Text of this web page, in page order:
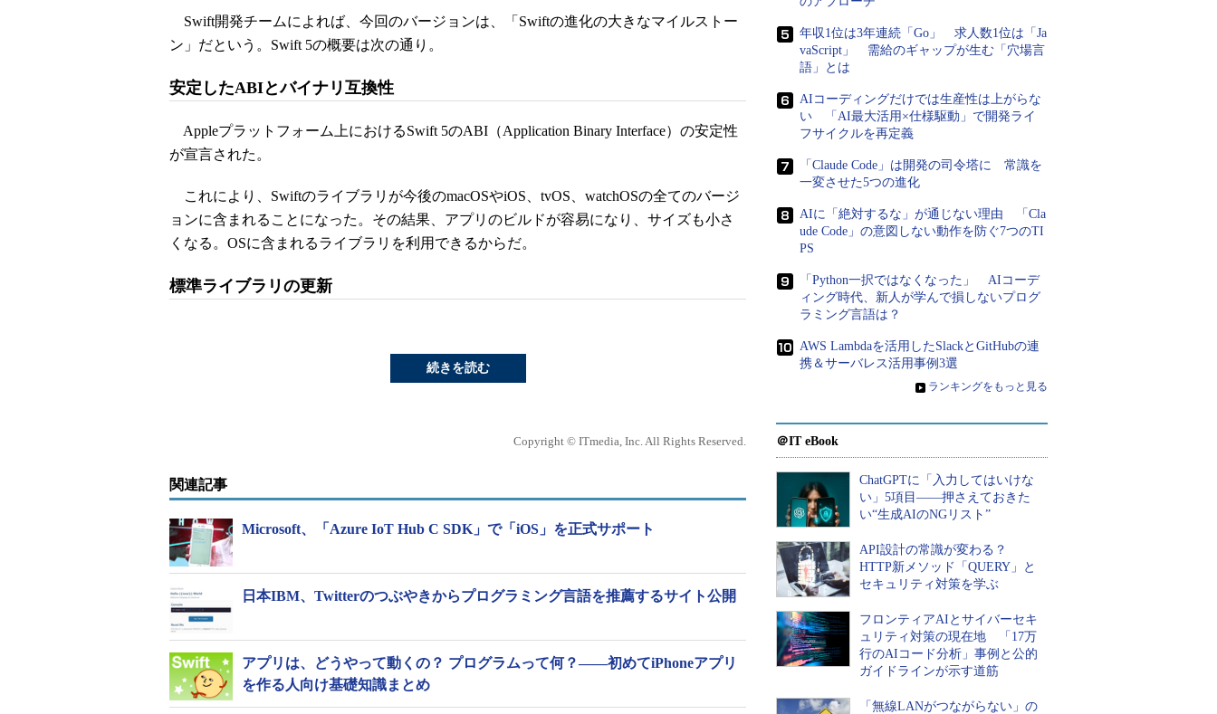
Swift開発チームによれば、今回のバージョンは、「Swiftの進化の大きなマイルストー
ン」だという。Swift 5の概要は次の通り。
安定したABIとバイナリ互換性
Appleプラットフォーム上におけるSwift 5のABI（Application Binary Interface）の安定性
が宣言された。
これにより、Swiftのライブラリが今後のmacOSやiOS、tvOS、watchOSの全てのバージ
ョンに含まれることになった。その結果、アプリのビルドが容易になり、サイズも小さ
くなる。OSに含まれるライブラリを利用できるからだ。
標準ライブラリの更新
続きを読む
Copyright © ITmedia, Inc. All Rights Reserved.
関連記事
Microsoft、「Azure IoT Hub C SDK」で「iOS」を正式サポート
日本IBM、Twitterのつぶやきからプログラミング言語を推薦するサイト公開
アプリは、どうやって動くの？ プログラムって何？――初めてiPhoneアプリ
を作る人向け基礎知識まとめ
年収1位は3年連続「Go」 求人数1位は「Ja
vaScript」 需給のギャップが生む「穴場言
語」とは
AIコーディングだけでは生産性は上がらな
い 「AI最大活用×仕様駆動」で開発ライ
フサイクルを再定義
「Claude Code」は開発の司令塔に 常識を
一変させた5つの進化
AIに「絶対するな」が通じない理由 「Cla
ude Code」の意図しない動作を防ぐ7つのTI
PS
「Python一択ではなくなった」 AIコーデ
ィング時代、新人が学んで損しないプログ
ラミング言語は？
AWS Lambdaを活用したSlackとGitHubの連
携＆サーバレス活用事例3選
» ランキングをもっと見る
＠IT eBook
ChatGPTに「入力してはいけな
い」5項目――押さえておきた
い“生成AIのNGリスト”
API設計の常識が変わる？
HTTP新メソッド「QUERY」と
セキュリティ対策を学ぶ
フロンティアAIとサイバーセキ
ュリティ対策の現在地 「17万
行のAIコード分析」事例と公的
ガイドラインが示す道筋
「無線LANがつながらない」の